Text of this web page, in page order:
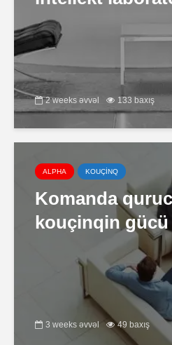
2 weeks əvvəl 133 baxış
ALPHA KOUÇİNQ
Komanda
kouçinqin gücü
3 weeks əvvəl 49 baxış